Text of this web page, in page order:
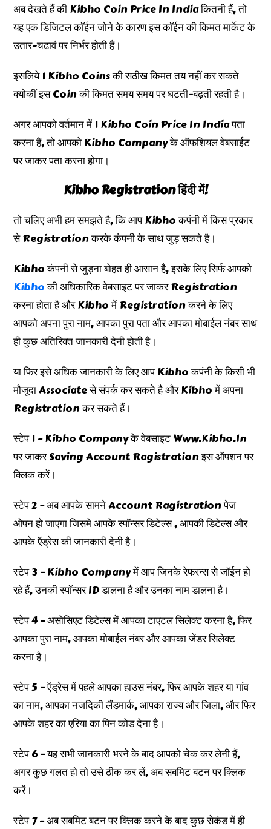
अब देखते हैं की Kibho Coin Price In India कितनी हैं, तो
यह एक डिजिटल कॉईन जोने के कारण इस कॉईन की किमत मार्केट के
उतार-चढावं पर निर्भर होती हैं।
इसलिये 1 Kibho Coins की सठीख किमत तय नहीं कर सकते
क्योकीं इस Coin की किमत समय समय पर घटती-बढ़ती रहती है।
अगर आपको वर्तमान में 1 Kibho Coin Price In India पता
करना हैं, तो आपको Kibho Company के ऑफशियल वेबसाईट
पर जाकर पता करना होगा।
Kibho Registration हिंदी में!
तो चलिए अभी हम समझते है, कि आप Kibho कपंनी में किस प्रकार
से Registration करके कंपनी के साथ जुड़ सकते है।
Kibho कंपनी से जुड़ना बोहत ही आसान है, इसके लिए सिर्फ आपको
Kibhoकी अधिकारिक वेबसाइट पर जाकर Registration
करना होता है और Kibho में Registration करने के लिए
आपको अपना पुरा नाम, आपका पुरा पता और आपका मोबाईल नंबर साथ
ही कुछ अतिरिक्त जानकारी देनी होती है।
या फिर इसे अधिक जानकारी के लिए आप Kibho कपंनी के किसी भी
मौजूदा Associate से संपर्क कर सकते है और Kibho में अपना
Registration कर सकते हैं।
स्टेप 1 – Kibho Company के वेबसाइट Www.kibho.in
पर जाकर Saving Account Ragistration इस ऑपशन पर
क्लिक करें।
स्टेप 2 – अब आपके सामने Account Ragistration पेज
ओपन हो जाएगा जिसमे आपके स्पॉन्सर डिटेल्स , आपकी डिटेल्स और
आपके ऍड्रेस की जानकारी देनी है।
स्टेप 3 – Kibho Company में आप जिनके रेफरन्स से जॉईन हो
रहे हैं, उनकी स्पॉन्सर ID डालना है और उनका नाम डालना है।
स्टेप 4 – असोसिएट डिटेल्स में आपका टाएटल सिलेक्ट करना है, फिर
आपका पुरा नाम, आपका मोबाईल नंबर और आपका जेंडर सिलेक्ट
करना है।
स्टेप 5 – ऍड्रेस में पहले आपका हाउस नंबर, फिर आपके शहर या गांव
का नाम, आपका नजदिकी लैंडमार्क, आपका राज्य और जिला, और फिर
आपके शहर का एरिया का पिन कोड देना है।
स्टेप 6 – यह सभी जानकारी भरने के बाद आपको चेक कर लेनी हैं,
अगर कुछ गलत हो तो उसे ठीक कर लें, अब सबमिट बटन पर क्लिक
करें।
स्टेप 7 – अब सबमिट बटन पर क्लिक करने के बाद कुछ सेकंड में ही